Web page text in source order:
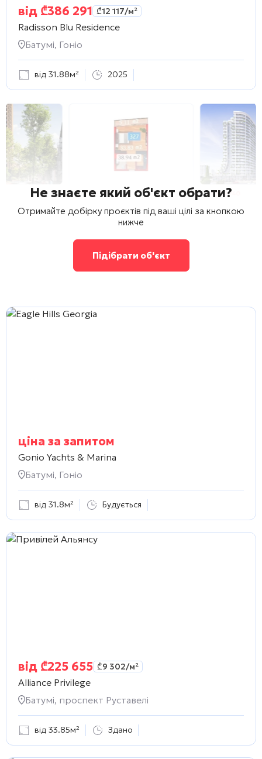
від ₾386 291 ₾12 117/м²
Radisson Blu Residence
Батумі, Гоніо
від 31.88м² 2025
Не знаєте який об'єкт обрати?
Отримайте добірку проєктів під ваші цілі за кнопкою
нижче
Підібрати об'єкт
ціна за запитом
Gonio Yachts & Marina
Батумі, Гоніо
від 31.8м² Будується
від ₾225 655 ₾9 302/м²
Alliance Privilege
Батумі, проспект Руставелі
від 33.85м² Здано